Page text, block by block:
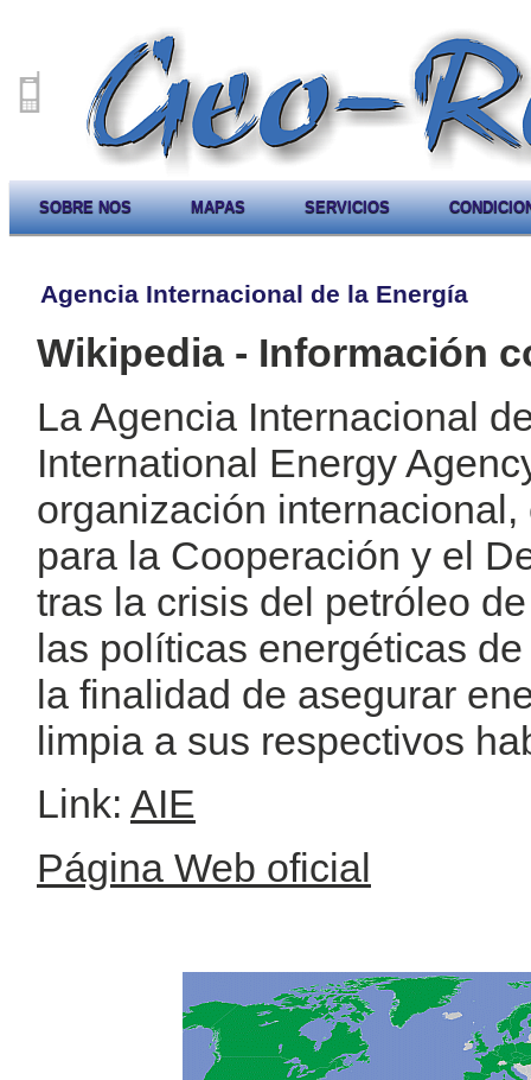
SOBRE NOS MAPAS SERVICIOS
Agencia Internacional de la Energía
Wikipedia - Información
La Agencia Internacional
International Energy
organización
para la Cooperación y el
tras la crisis del petróleo
las políticas energéticas
la finalidad de asegurar
limpia a sus respectivos
Link: AIE
Página Web oficial